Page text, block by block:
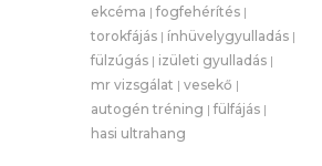
ekcéma |fogfehérítés |
torokfájás | ínhüvelygyulladás |
fülzúgás | izületi gyulladás |
mr vizsgálat | vesekő |
autogén tréning |fülfájás |
hasi ultrahang